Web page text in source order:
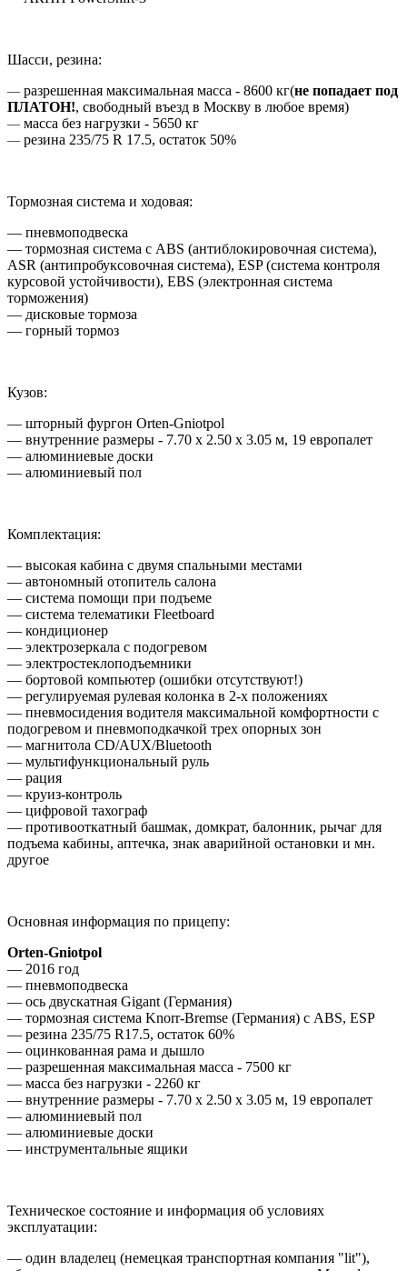
Шасси, резина:
― разрешенная максимальная масса - 8600 кг(не попадает под
ПЛАТОН!, свободный въезд в Москву в любое время)
― масса без нагрузки - 5650 кг
― резина 235/75 R 17.5, остаток 50%
Тормозная система и ходовая:
― пневмоподвеска
― тормозная система с ABS (антиблокировочная система),
ASR (антипробуксовочная система), ESP (система контроля
курсовой устойчивости), EBS (электронная система
торможения)
― дисковые тормоза
― горный тормоз
Кузов:
― шторный фургон Orten-Gniotpol
― внутренние размеры - 7.70 х 2.50 х 3.05 м, 19 европалет
― алюминиевые доски
― алюминиевый пол
Комплектация:
― высокая кабина с двумя спальными местами
― автономный отопитель салона
― система помощи при подъеме
― система телематики Fleetboard
― кондиционер
― электрозеркала с подогревом
― электростеклоподъемники
― бортовой компьютер (ошибки отсутствуют!)
― регулируемая рулевая колонка в 2-х положениях
― пневмосидения водителя максимальной комфортности с
подогревом и пневмоподкачкой трех опорных зон
― магнитола CD/AUX/Bluetooth
― мультифункциональный руль
― рация
― круиз-контроль
― цифровой тахограф
― противооткатный башмак, домкрат, балонник, рычаг для
подъема кабины, аптечка, знак аварийной остановки и мн.
другое
Основная информация по прицепу:
Orten-Gniotpol
― 2016 год
― пневмоподвеска
― ось двускатная Gigant (Германия)
― тормозная система Knorr-Bremse (Германия) с ABS, ESP
― резина 235/75 R17.5, остаток 60%
― оцинкованная рама и дышло
― разрешенная максимальная масса - 7500 кг
― масса без нагрузки - 2260 кг
― внутренние размеры - 7.70 х 2.50 х 3.05 м, 19 европалет
― алюминиевый пол
― алюминиевые доски
― инструментальные ящики
Техническое состояние и информация об условиях
эксплуатации:
― один владелец (немецкая транспортная компания "lit"),